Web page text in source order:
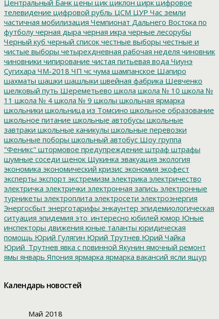
Центральный Банк цены цик циклон цирк цифровое
телевидение цифровой рубль ЦСМ ЦУР Час земли
частичная мобилизация Чемпионат Дальнего Востока по
футболу черная дыра черная икра черные лесорубы
Черный куб черный список честные выборы честные и
чистые выборы четырехдневная рабочая неделя чиновник
чиновники чипирование чистая питьевая вода Чиунэ
Сугихара ЧМ-2018 ЧП чс чума шампанское Шапиро
шахматы шашки шашлыки швейная фабрика Шевченко
шелковый путь Шереметьево школа школа № 10 школа №
11 школа № 4 школа № 9 школы школьная ярмарка
школьники школьница из Томсино школьное образование
школьное питание школьные автобусы школьные
завтраки школьные каникулы школьные перевозки
школьные поборы школьный автобус Шоу группа
"Феникс" штормовое предупреждение штраф штрафы
шумные соседи щенок Щукинка эвакуация экология
экономика экономический кризис экономия экофест
эксперты экспорт экстремизм электрика электричество
электричка электрички электронная запись электронные
турникеты электроплита электросети электроэнергия
Энергосбыт энерготарифы энкаунтер эпидемиологическая
ситуация эпидемия это_интересно юбилей юмор Юные
инспекторы движения юные таланты юридическая
помощь Юрий Гулягин Юрий Трутнев Юрий Чайка
Юрий_Трутнев явка с повинной Якунин ямочный ремонт
ямы январь Япония ярмарка ярмарка вакансий ясли ящур
Календарь новостей
Май 2018